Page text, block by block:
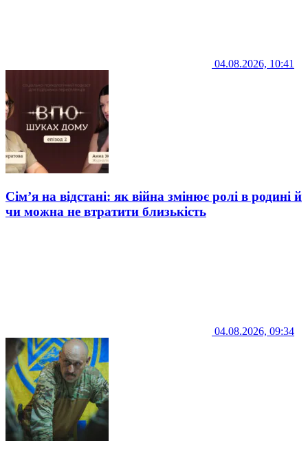
04.08.2026, 10:41
Сім’я на відстані: як війна змінює ролі в родині й
чи можна не втратити близькість
04.08.2026, 09:34